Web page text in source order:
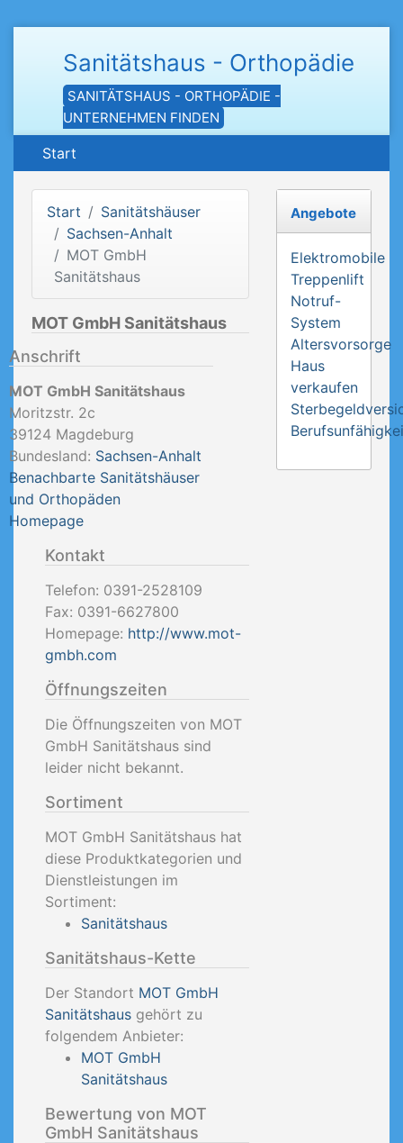
Sanitätshaus - Orthopädie
SANITÄTSHAUS - ORTHOPÄDIE -
UNTERNEHMEN FINDEN
Start
Start
Sanitätshäuser
Sachsen-Anhalt
MOT GmbH
Sanitätshaus
MOT GmbH Sanitätshaus
Anschrift
MOT GmbH Sanitätshaus
Moritzstr. 2c
39124 Magdeburg
Bundesland: Sachsen-Anhalt
Benachbarte Sanitätshäuser
und Orthopäden
Homepage
Kontakt
Telefon: 0391-2528109
Fax: 0391-6627800
Homepage: http://www.mot-
gmbh.com
Öffnungszeiten
Die Öffnungszeiten von MOT
GmbH Sanitätshaus sind
leider nicht bekannt.
Sortiment
MOT GmbH Sanitätshaus hat
diese Produktkategorien und
Dienstleistungen im
Sortiment:
Sanitätshaus
Sanitätshaus-Kette
Der Standort MOT GmbH
Sanitätshaus gehört zu
folgendem Anbieter:
MOT GmbH
Sanitätshaus
Bewertung von MOT
GmbH Sanitätshaus
Angebote
Elektromobile
Treppenlift
Notruf-
System
Altersvorsorge
Haus
verkaufen